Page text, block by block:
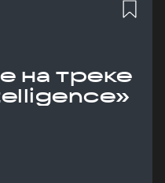
на треке